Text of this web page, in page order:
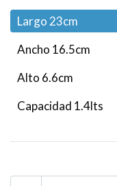
Largo 23cm
Ancho 16.5cm
Alto 6.6cm
Capacidad 1.4lts